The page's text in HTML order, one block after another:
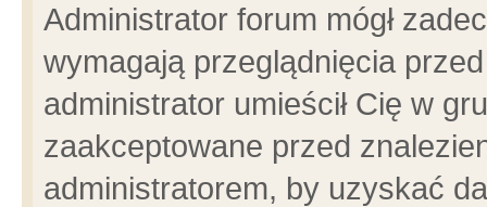
Administrator forum mógł
wymagają przeglądnięcia
administrator umieścił Cię w
zaakceptowane przed
administratorem, by uzyskać